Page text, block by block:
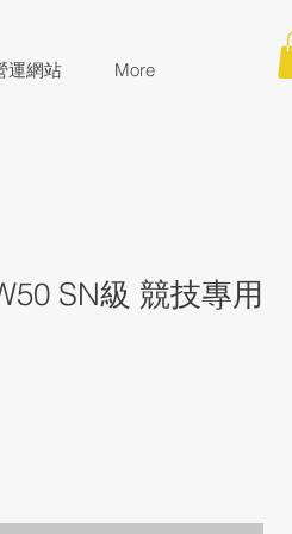
運網站 More
SN級 競技專用